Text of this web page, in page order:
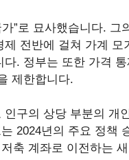
”로 묘사했습니다. 그
전반에 걸쳐 가계 모
. 정부는 또한 가격
제한합니다.
구의 상당 부분의 개
2024년의 주요 정책
축 계좌로 이전하는